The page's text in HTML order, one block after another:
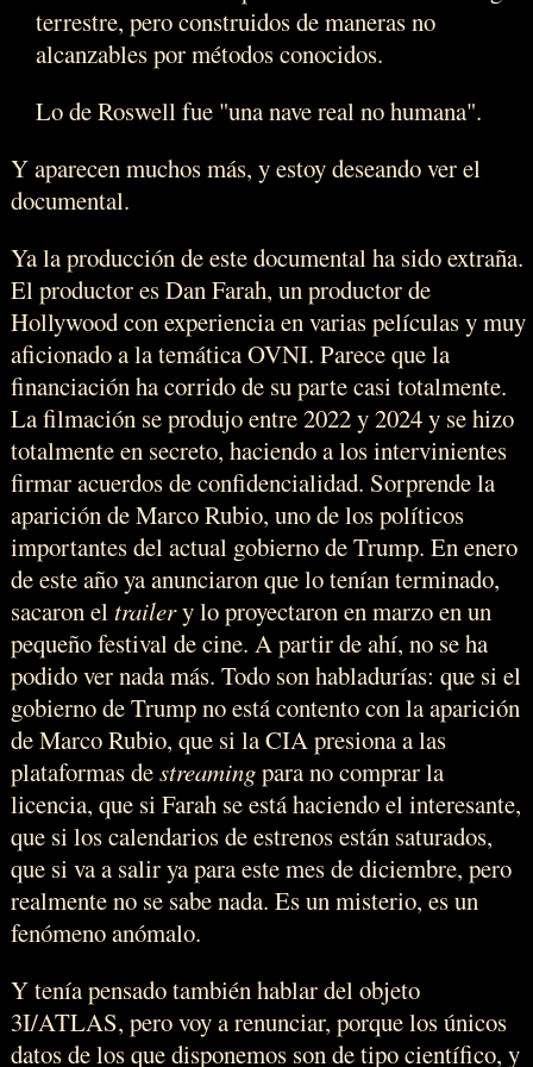
terrestre, pero construidos de maneras no
alcanzables por métodos conocidos.
Lo de Roswell fue "una nave real no humana".
Y aparecen muchos más, y estoy deseando ver el
documental.
Ya la producción de este documental ha sido extraña.
El productor es Dan Farah, un productor de
Hollywood con experiencia en varias películas y muy
aficionado a la temática OVNI. Parece que la
financiación ha corrido de su parte casi totalmente.
La filmación se produjo entre 2022 y 2024 y se hizo
totalmente en secreto, haciendo a los intervinientes
firmar acuerdos de confidencialidad. Sorprende la
aparición de Marco Rubio, uno de los políticos
importantes del actual gobierno de Trump. En enero
de este año ya anunciaron que lo tenían terminado,
sacaron eltrailery lo proyectaron en marzo en un
pequeño festival de cine. A partir de ahí, no se ha
podido ver nada más. Todo son habladurías: que si el
gobierno de Trump no está contento con la aparición
de Marco Rubio, que si la CIA presiona a las
plataformas destreamingpara no comprar la
licencia, que si Farah se está haciendo el interesante,
que si los calendarios de estrenos están saturados,
que si va a salir ya para este mes de diciembre, pero
realmente no se sabe nada. Es un misterio, es un
fenómeno anómalo.
Y tenía pensado también hablar del objeto
3I/ATLAS, pero voy a renunciar, porque los únicos
datos de los que disponemos son de tipo científico, y